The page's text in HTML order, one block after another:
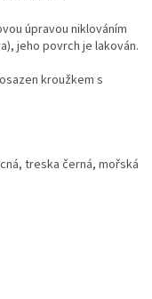
úpravou niklováním
jeho povrch je lakován.
kroužkem s
treska černá, mořská